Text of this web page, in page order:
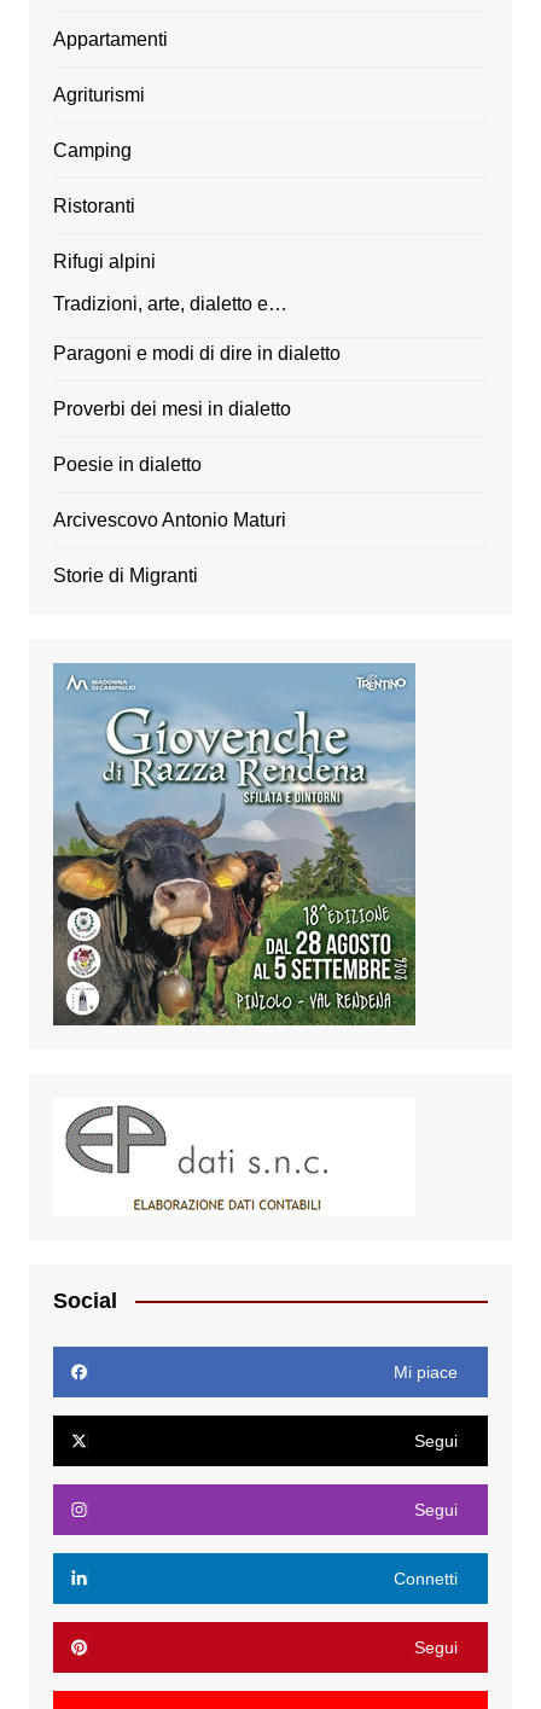
Appartamenti
Agriturismi
Camping
Ristoranti
Rifugi alpini
Tradizioni, arte, dialetto e…
Paragoni e modi di dire in dialetto
Proverbi dei mesi in dialetto
Poesie in dialetto
Arcivescovo Antonio Maturi
Storie di Migranti
Social
Mi piace
Segui
Segui
Connetti
Segui